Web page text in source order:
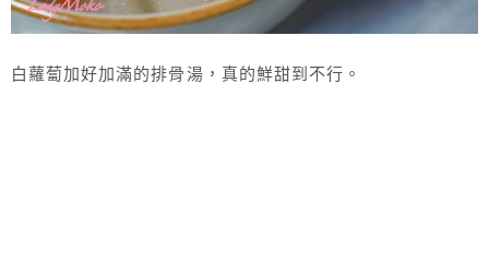
白蘿蔔加好加滿的排骨湯，真的鮮甜到不行。